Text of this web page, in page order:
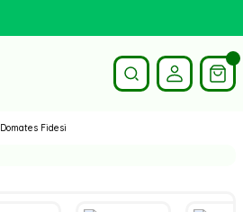
Domates Fidesi